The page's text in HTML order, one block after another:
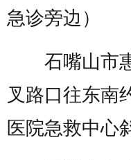
急诊旁边）
石嘴山市
叉路口往东南
医院急救中心